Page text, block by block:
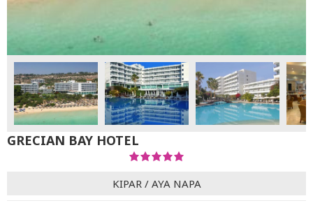
GRECIAN BAY HOTEL
KIPAR / AYA NAPA